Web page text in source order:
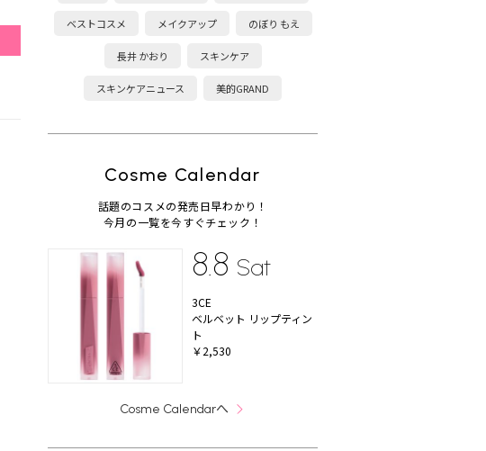
ベストコスメ メイクアップ のぼり もえ
長井 かおり スキンケア
スキンケアニュース 美的GRAND
Cosme Calendar
話題のコスメの発売日早わかり！
今月の一覧を今すぐチェック！
8.8 Sat
3CE
ベルベット リップティン
ト
￥2,530
Cosme Calendarへ